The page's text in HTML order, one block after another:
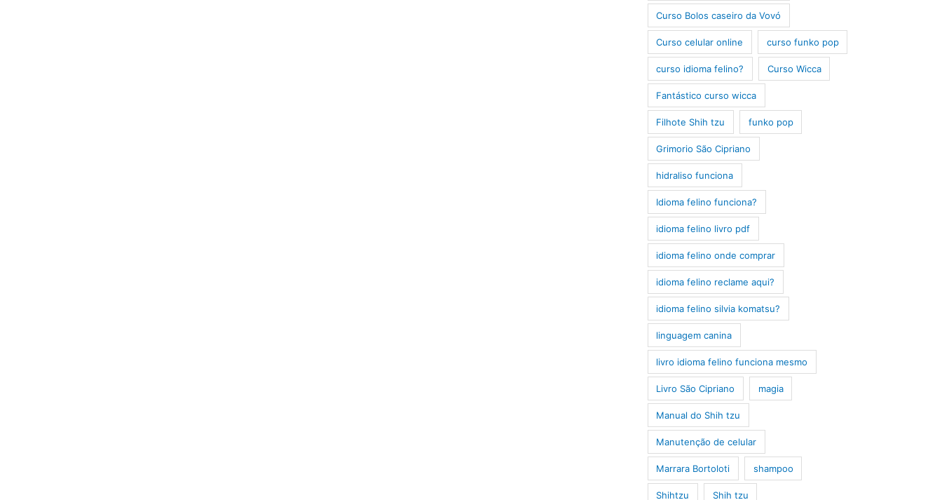
Curso Bolos caseiro da Vovó
Curso celular online curso funko pop
curso idioma felino? Curso Wicca
Fantástico curso wicca
Filhote Shih tzu funko pop
Grimorio São Cipriano
hidraliso funciona
Idioma felino funciona?
idioma felino livro pdf
idioma felino onde comprar
idioma felino reclame aqui?
idioma felino silvia komatsu?
linguagem canina
livro idioma felino funciona mesmo
Livro São Cipriano magia
Manual do Shih tzu
Manutenção de celular
Marrara Bortoloti shampoo
Shihtzu Shih tzu